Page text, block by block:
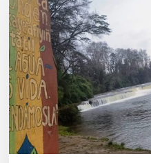
del
Salto
Donguil
y
el
territorio
Kuzpe